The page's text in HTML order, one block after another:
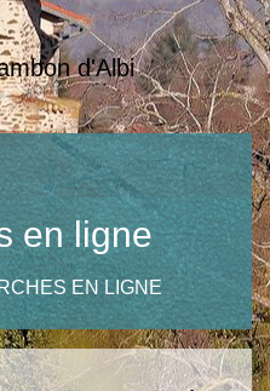
en ligne
EN LIGNE